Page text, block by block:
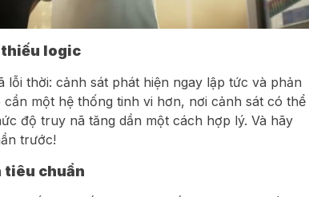
thiếu logic
thời: cảnh sát phát hiện ngay lập tức và phản
một hệ thống tinh vi hơn, nơi cảnh sát có thể
độ truy nã tăng dần một cách hợp lý. Và hãy
trước!
tiêu chuẩn